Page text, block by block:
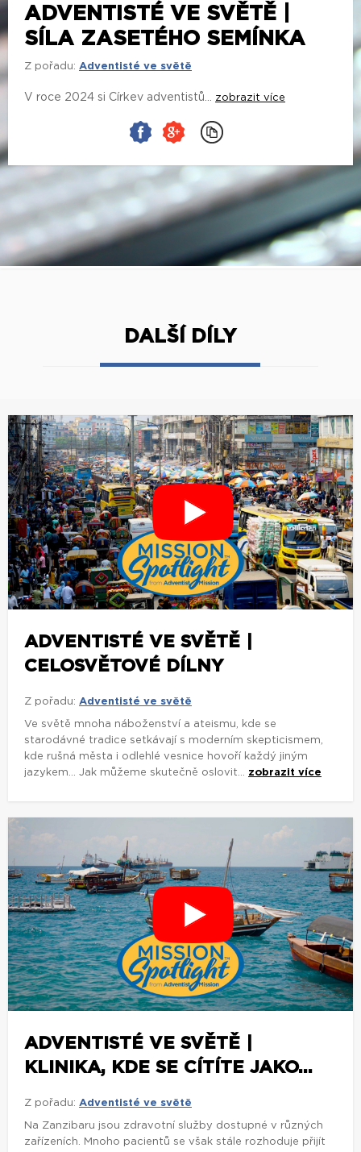
ADVENTISTÉ VE SVĚTĚ |
SÍLA ZASETÉHO SEMÍNKA
Z pořadu: Adventisté ve světě
V roce 2024 si Církev adventistů... zobrazit více
DALŠÍ DÍLY
ADVENTISTÉ VE SVĚTĚ |
CELOSVĚTOVÉ DÍLNY
Z pořadu: Adventisté ve světě
Ve světě mnoha náboženství a ateismu, kde se
starodávné tradice setkávají s moderním skepticismem,
kde rušná města i odlehlé vesnice hovoří každý jiným
jazykem... Jak můžeme skutečně oslovit... zobrazit více
ADVENTISTÉ VE SVĚTĚ |
KLINIKA, KDE SE CÍTÍTE JAKO...
Z pořadu: Adventisté ve světě
Na Zanzibaru jsou zdravotní služby dostupné v různých
zařízeních. Mnoho pacientů se však stále rozhoduje přijít